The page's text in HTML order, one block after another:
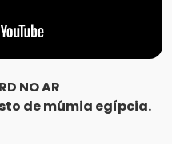
NO AR
de múmia egípcia.